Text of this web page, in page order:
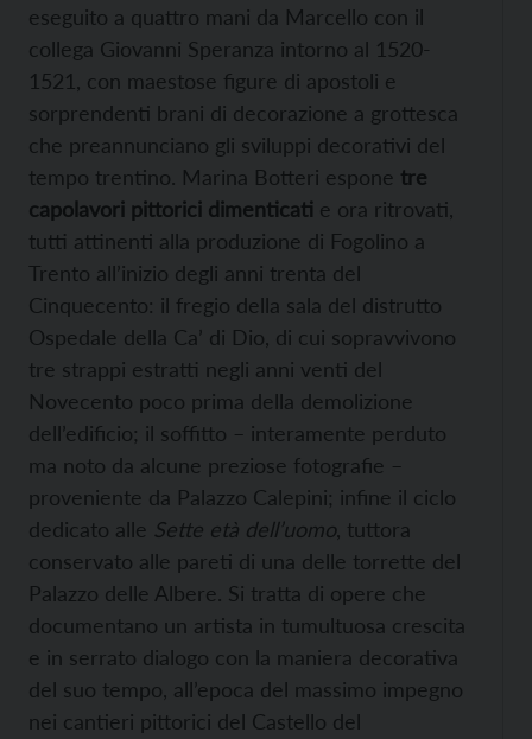
eseguito a quattro mani da Marcello con il
collega Giovanni Speranza intorno al 1520-
1521, con maestose figure di apostoli e
sorprendenti brani di decorazione a grottesca
che preannunciano gli sviluppi decorativi del
tempo trentino. Marina Botteri espone tre
capolavori pittorici dimenticati e ora ritrovati,
tutti attinenti alla produzione di Fogolino a
Trento all’inizio degli anni trenta del
Cinquecento: il fregio della sala del distrutto
Ospedale della Ca’ di Dio, di cui sopravvivono
tre strappi estratti negli anni venti del
Novecento poco prima della demolizione
dell’edificio; il soffitto – interamente perduto
ma noto da alcune preziose fotografie –
proveniente da Palazzo Calepini; infine il ciclo
dedicato alle Sette età dell’uomo , tuttora
conservato alle pareti di una delle torrette del
Palazzo delle Albere. Si tratta di opere che
documentano un artista in tumultuosa crescita
e in serrato dialogo con la maniera decorativa
del suo tempo, all’epoca del massimo impegno
nei cantieri pittorici del Castello del